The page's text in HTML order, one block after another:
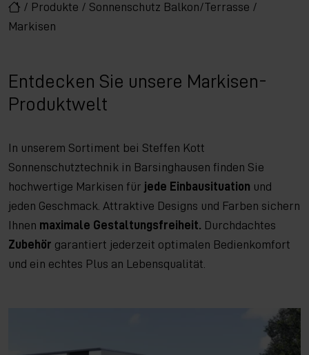
/ Produkte / Sonnenschutz Balkon/Terrasse /
Markisen
Entdecken Sie unsere Markisen-
Produktwelt
In unserem Sortiment bei Steffen Kott
Sonnenschutztechnik in Barsinghausen finden Sie
hochwertige Markisen für jede Einbausituation und
jeden Geschmack. Attraktive Designs und Farben sichern
Ihnen maximale Gestaltungsfreiheit. Durchdachtes
Zubehör garantiert jederzeit optimalen Bedienkomfort
und ein echtes Plus an Lebensqualität.